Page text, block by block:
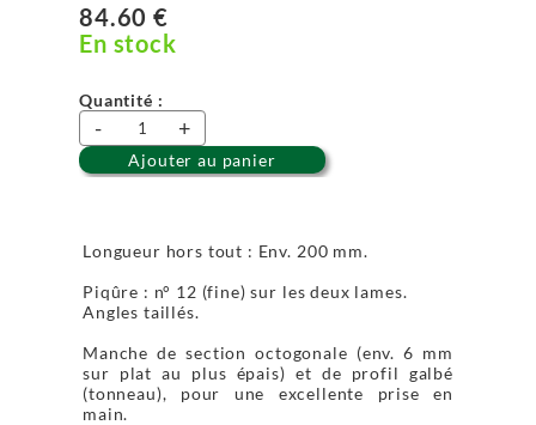
84.60 €
En stock
Quantité :
- +
Ajouter au panier
Longueur hors tout : Env. 200 mm.
Piqûre : n° 12 (fine) sur les deux lames.
Angles taillés.
Manche de section octogonale (env. 6 mm
sur plat au plus épais) et de profil galbé
(tonneau), pour une excellente prise en
main.